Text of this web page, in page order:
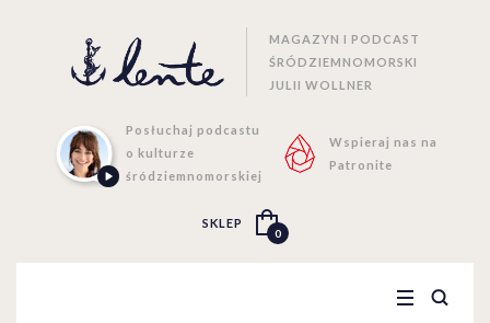
MAGAZYN I PODCAST
ŚRÓDZIEMNOMORSKI
JULII WOLLNER
Posłuchaj podcastu
o kulturze
śródziemnomorskiej
Wspieraj nas na
Patronite
SKLEP
0